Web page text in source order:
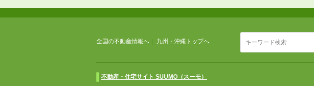
全国の不動産情報へ 九州・沖縄トップへ
不動産・住宅サイト SUUMO（スーモ）